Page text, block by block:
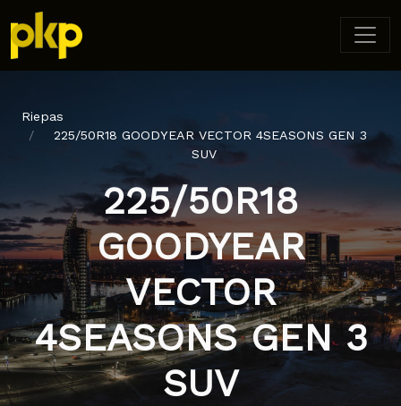
Riepas
225/50R18 GOODYEAR VECTOR 4SEASONS GEN 3
SUV
225/50R18
GOODYEAR
VECTOR
4SEASONS GEN 3
SUV